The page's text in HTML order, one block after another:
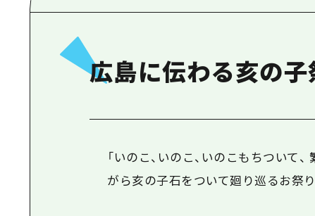
広島に伝わる亥の子
「いのこ、いのこ、いのこもちつい
がら亥の子石をついて廻り巡るお祭り